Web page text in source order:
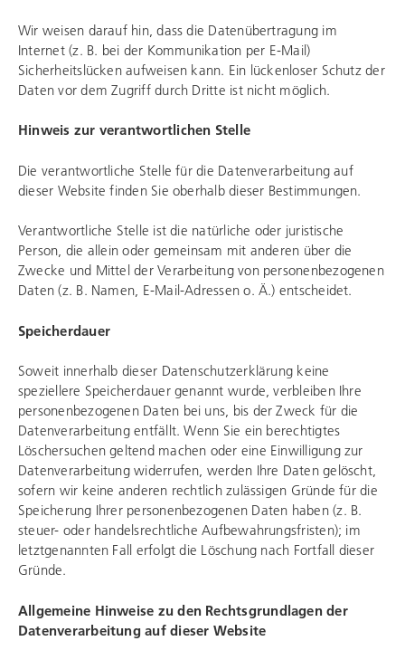
Wir weisen darauf hin, dass die Datenübertragung im
Internet (z. B. bei der Kommunikation per E-Mail)
Sicherheitslücken aufweisen kann. Ein lückenloser Schutz der
Daten vor dem Zugriff durch Dritte ist nicht möglich.
Hinweis zur verantwortlichen Stelle
Die verantwortliche Stelle für die Datenverarbeitung auf
dieser Website finden Sie oberhalb dieser Bestimmungen.
Verantwortliche Stelle ist die natürliche oder juristische
Person, die allein oder gemeinsam mit anderen über die
Zwecke und Mittel der Verarbeitung von personenbezogenen
Daten (z. B. Namen, E-Mail-Adressen o. Ä.) entscheidet.
Speicherdauer
Soweit innerhalb dieser Datenschutzerklärung keine
speziellere Speicherdauer genannt wurde, verbleiben Ihre
personenbezogenen Daten bei uns, bis der Zweck für die
Datenverarbeitung entfällt. Wenn Sie ein berechtigtes
Löschersuchen geltend machen oder eine Einwilligung zur
Datenverarbeitung widerrufen, werden Ihre Daten gelöscht,
sofern wir keine anderen rechtlich zulässigen Gründe für die
Speicherung Ihrer personenbezogenen Daten haben (z. B.
steuer- oder handelsrechtliche Aufbewahrungsfristen); im
letztgenannten Fall erfolgt die Löschung nach Fortfall dieser
Gründe.
Allgemeine Hinweise zu den Rechtsgrundlagen der
Datenverarbeitung auf dieser Website